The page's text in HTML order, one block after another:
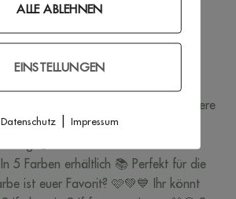
ALLE ABLEHNEN
EINSTELLUNGEN
Datenschutz| Impressum